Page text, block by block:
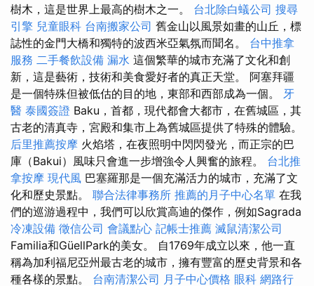
樹木，這是世界上最高的樹木之一。 台北除白蟻公司 搜尋
引擎 兒童眼科 台南搬家公司 舊金山以風景如畫的山丘，標
誌性的金門大橋和獨特的波西米亞氣氛而聞名。 台中推拿
服務 二手餐飲設備 漏水 這個繁華的城市充滿了文化和創
新，這是藝術，技術和美食愛好者的真正天堂。 阿塞拜疆
是一個特殊但被低估的目的地，東部和西部成為一個。 牙
醫 泰國簽證 Baku，首都，現代都會大都市，在舊城區，其
古老的清真寺，宮殿和集市上為舊城區提供了特殊的體驗。
后里推薦按摩 火焰塔，在夜照明中閃閃發光，而正宗的巴
庫（Bakui）風味只會進一步增強令人興奮的旅程。 台北推
拿按摩 現代風 巴塞羅那是一個充滿活力的城市，充滿了文
化和歷史景點。 聯合法律事務所 推薦的月子中心名單 在我
們的巡游過程中，我們可以欣賞高迪的傑作，例如Sagrada
冷凍設備 徵信公司 會議點心 記帳士推薦 滅鼠清潔公司
Familia和GüellPark的美女。 自1769年成立以來，他一直
稱為加利福尼亞州最古老的城市，擁有豐富的歷史背景和各
種各樣的景點。 台南清潔公司 月子中心價格 眼科 網路行